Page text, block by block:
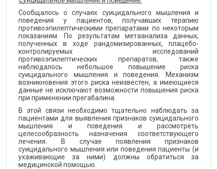
Сообщалось о случаях суицидального мышления и
поведения у пациентов, получавших терапию
противоэпилептическими препаратами по некоторым
показаниям. По результатам метаанализа данных,
полученных в ходе рандомизированных, плацебо-
контролируемых исследований
противоэпилептических препаратов, также
наблюдалось небольшое повышение риска
суицидального мышления и поведения. Механизм
возникновения этого риска неизвестен, а имеющиеся
данные не исключают возможности повышения риска
при применении прегабалина.
В этой связи необходимо тщательно наблюдать за
пациентами для выявления признаков суицидального
мышления и поведения и рассмотреть
целесообразность назначения соответствующего
лечения. В случае появления признаков
суицидального мышления или поведения пациенты (и
ухаживающие за ними) должны обратиться за
медицинской помощью.